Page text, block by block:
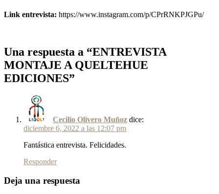
Link entrevista: https://www.instagram.com/p/CPrRNKPJGPu/
Una respuesta a “ENTREVISTA
MONTAJE A QUELTEHUE
EDICIONES”
Cecilio Olivero Muñoz dice:
diciembre 6, 2022 a las 12:07 pm
Fantástica entrevista. Felicidades.
Responder
Deja una respuesta